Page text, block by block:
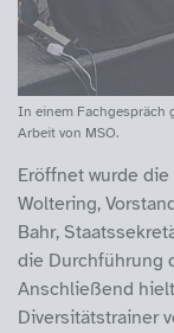
In einem Fachgespräch
Arbeit von MSO.
Eröffnet wurde
Woltering,
Bahr,
die Durchführung
Anschließend
Diversitätstrainer